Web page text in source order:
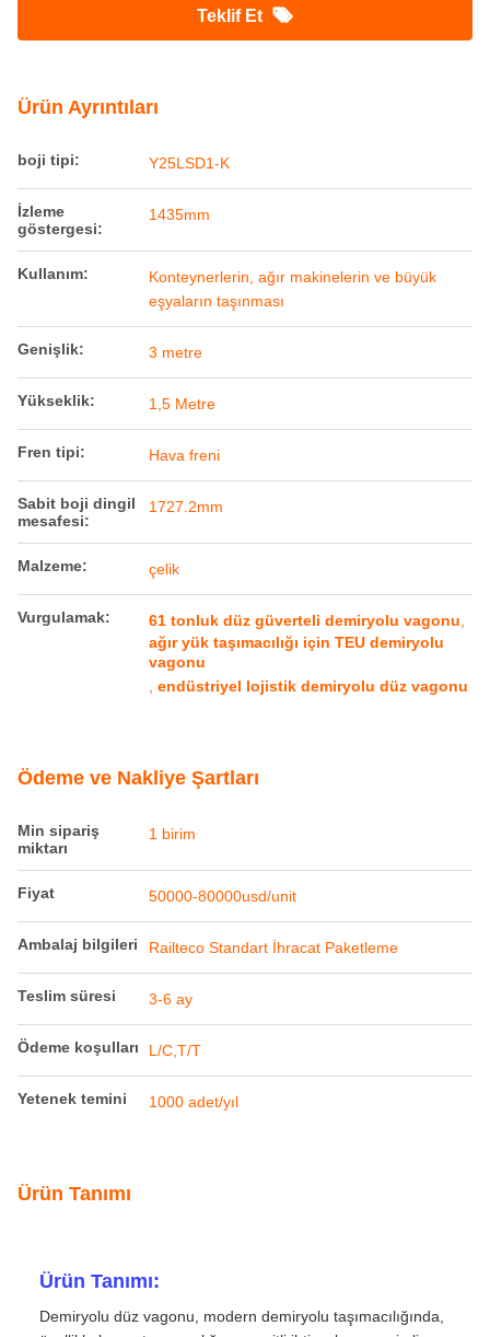
Teklif Et
Ürün Ayrıntıları
boji tipi: Y25LSD1-K
İzleme
göstergesi:
1435mm
Kullanım:
Konteynerlerin, ağır makinelerin ve büyük
eşyaların taşınması
Genişlik: 3 metre
Yükseklik: 1,5 Metre
Fren tipi: Hava freni
Sabit boji dingil
mesafesi:
1727.2mm
Malzeme: çelik
Vurgulamak: 61 tonluk düz güverteli demiryolu vagonu
ağır yük taşımacılığı için TEU demiryolu
vagonu
endüstriyel lojistik demiryolu düz vagonu
Ödeme ve Nakliye Şartları
Min sipariş
miktarı
1 birim
Fiyat 50000-80000usd/unit
Ambalaj bilgileri Railteco Standart İhracat Paketleme
Teslim süresi 3-6 ay
Ödeme koşulları L/C,T/T
Yetenek temini 1000 adet/yıl
Ürün Tanımı
Ürün Tanımı:
Demiryolu düz vagonu, modern demiryolu taşımacılığında,